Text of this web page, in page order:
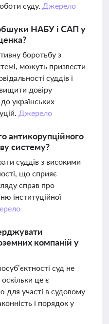
суду. Джерело
НАБУ і САП у
боротьбу з
можуть призвести
суддів і
довіру
українських
Джерело
антикорупційного
систему?
суддів з високими
що сприяє
справ про
інституційної
компаній у
суд не
це є
участі в судовому
і порядок у